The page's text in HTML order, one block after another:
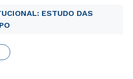
ESTUDO DAS